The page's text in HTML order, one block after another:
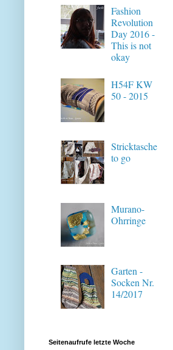
Fashion
Revolution
Day 2016 -
This is not
okay
H54F KW
50 - 2015
Stricktasche
to go
Murano-
Ohrringe
Garten -
Socken Nr.
14/2017
Seitenaufrufe letzte Woche